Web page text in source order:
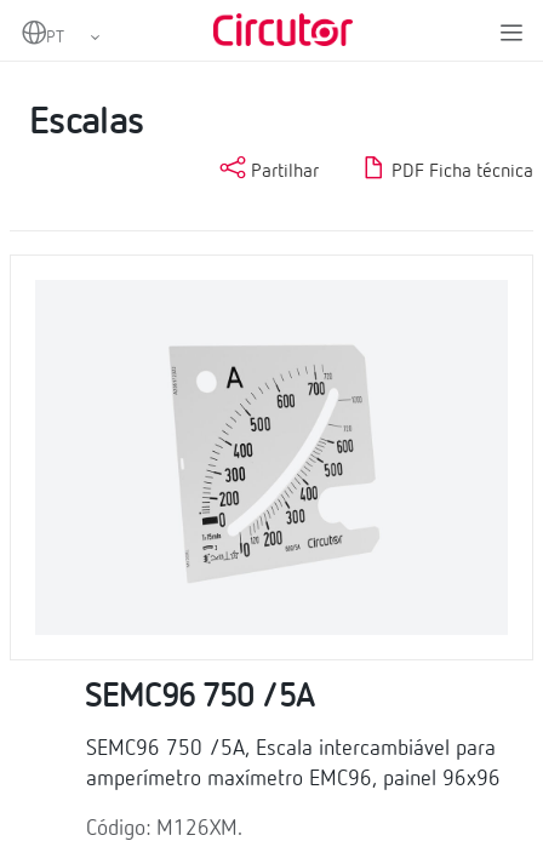
Home Medição e controlo
Instrumentação analógica
Escalas
Partilhar PDF Ficha técnica
SEMC96 750 /5A
SEMC96 750 /5A, Escala intercambiável para
amperímetro maxímetro EMC96, painel 96x96
Código: M126XM.